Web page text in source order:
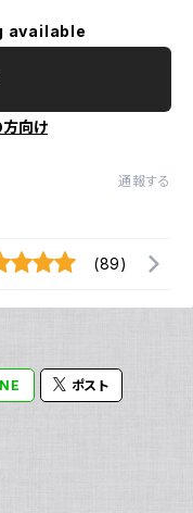
available
向け
通報する
(89)
ポスト